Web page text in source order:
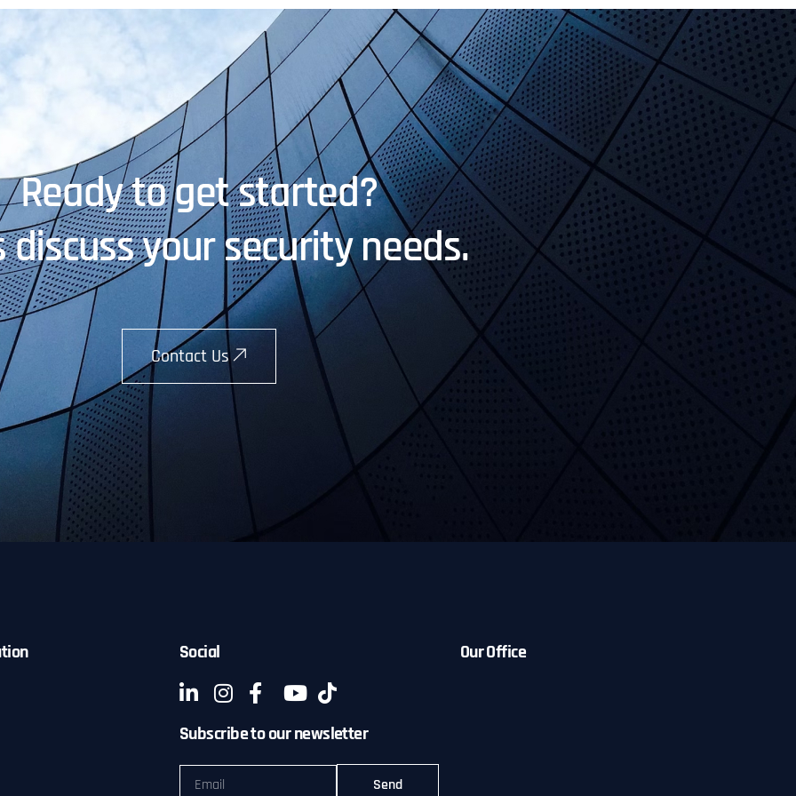
Ready to get started?
discuss your security needs.
Contact Us
Social
Subscribe to our newsletter
Send
Our Office